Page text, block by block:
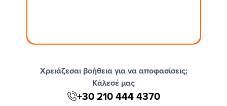
Χρειάζεσαι βοήθεια για να αποφασίσεις;
Κάλεσέ μας
+30 210 444 4370